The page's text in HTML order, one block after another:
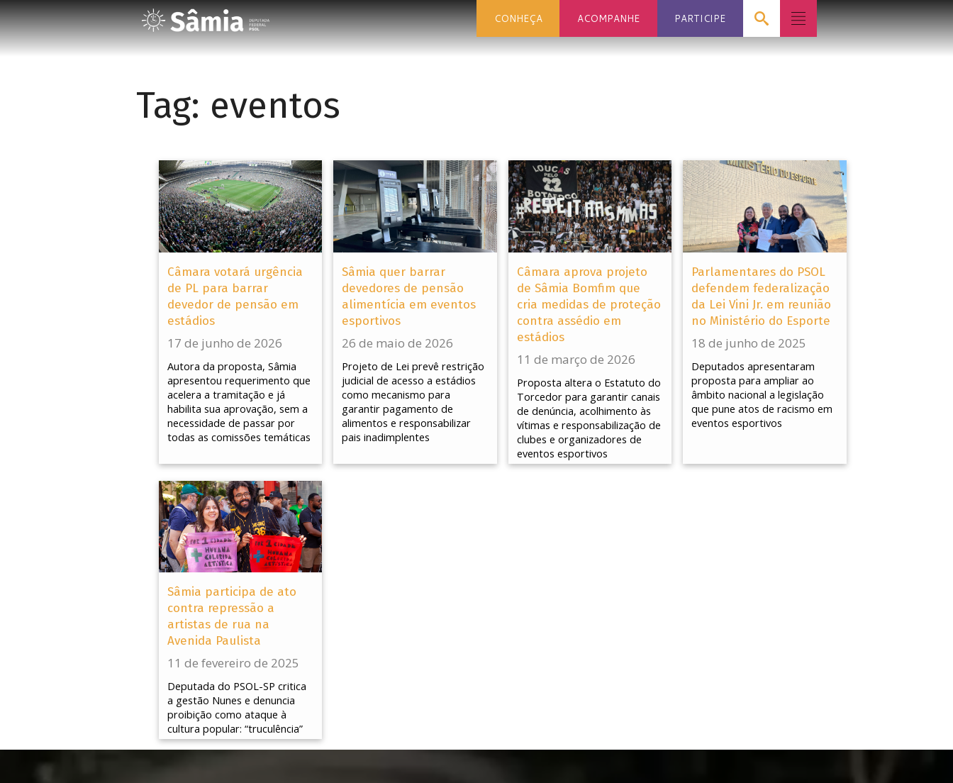
CONHEÇA ACOMPANHE PARTICIPE
Tag: eventos
Câmara votará urgência
de PL para barrar
devedor de pensão em
estádios
17 de junho de 2026
Autora da proposta, Sâmia
apresentou requerimento que
acelera a tramitação e já
habilita sua aprovação, sem a
necessidade de passar por
todas as comissões temáticas
Sâmia quer barrar
devedores de pensão
alimentícia em eventos
esportivos
26 de maio de 2026
Projeto de Lei prevê restrição
judicial de acesso a estádios
como mecanismo para
garantir pagamento de
alimentos e responsabilizar
pais inadimplentes
Câmara aprova projeto
de Sâmia Bomfim que
cria medidas de proteção
contra assédio em
estádios
11 de março de 2026
Proposta altera o Estatuto do
Torcedor para garantir canais
de denúncia, acolhimento às
vítimas e responsabilização de
clubes e organizadores de
eventos esportivos
Parlamentares do PSOL
defendem federalização
da Lei Vini Jr. em reunião
no Ministério do Esporte
18 de junho de 2025
Deputados apresentaram
proposta para ampliar ao
âmbito nacional a legislação
que pune atos de racismo em
eventos esportivos
Sâmia participa de ato
contra repressão a
artistas de rua na
Avenida Paulista
11 de fevereiro de 2025
Deputada do PSOL-SP critica
a gestão Nunes e denuncia
proibição como ataque à
cultura popular: “truculência”